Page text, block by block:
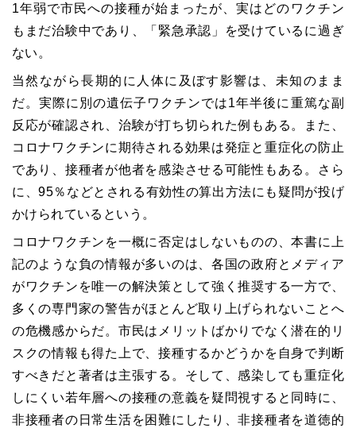
1年弱で市民への接種が始まったが、実はどのワクチン
もまだ治験中であり、「緊急承認」を受けているに過ぎ
ない。
当然ながら長期的に人体に及ぼす影響は、未知のまま
だ。実際に別の遺伝子ワクチンでは1年半後に重篤な副
反応が確認され、治験が打ち切られた例もある。また、
コロナワクチンに期待される効果は発症と重症化の防止
であり、接種者が他者を感染させる可能性もある。さら
に、95％などとされる有効性の算出方法にも疑問が投げ
かけられているという。
コロナワクチンを一概に否定はしないものの、本書に上
記のような負の情報が多いのは、各国の政府とメディア
がワクチンを唯一の解決策として強く推奨する一方で、
多くの専門家の警告がほとんど取り上げられないことへ
の危機感からだ。市民はメリットばかりでなく潜在的リ
スクの情報も得た上で、接種するかどうかを自身で判断
すべきだと著者は主張する。そして、感染しても重症化
しにくい若年層への接種の意義を疑問視すると同時に、
非接種者の日常生活を困難にしたり、非接種者を道徳的